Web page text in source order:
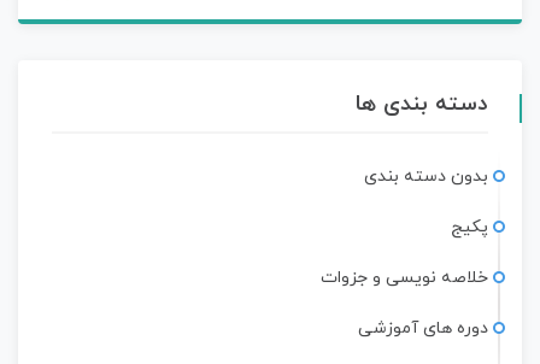
دسته بندی ها
بدون دسته بندی
پکیج
خلاصه نویسی و جزوات
دوره های آموزشی